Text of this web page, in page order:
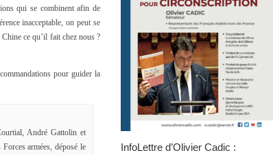
qui se combinent afin de
inacceptable, on peut se
ce qu’il fait chez nous ?
pour guider la
André Gattolin et
armées, déposé le
InfoLettre d’Olivier Cadic :